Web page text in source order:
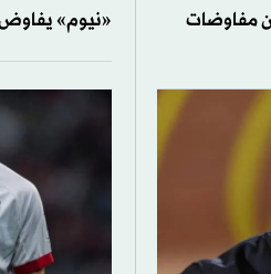
مفاوضات
«نيوم» يفاوض